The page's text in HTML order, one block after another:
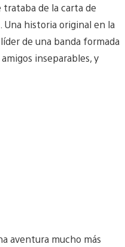
trataba de la carta de
Una historia original en la
de una banda formada
inseparables, y
aventura mucho más